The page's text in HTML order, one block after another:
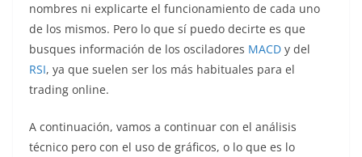
nombres ni explicarte el funcionamiento de cada uno
de los mismos. Pero lo que sí puedo decirte es que
busques información de los osciladores MACD y del
RSI, ya que suelen ser los más habituales para el
trading online.
A continuación, vamos a continuar con el análisis
técnico pero con el uso de gráficos, o lo que es lo